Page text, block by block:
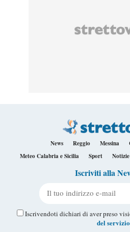
News Reggio Messina
Meteo Calabria e Sicilia
Sport
Iscriviti alla
Iscrivendoti dichiari di aver preso
del servizio